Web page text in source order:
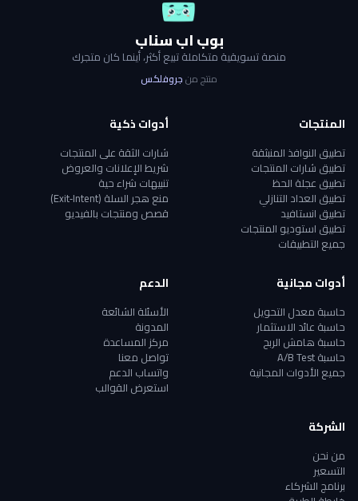
بوب اب سناب
منصة تسويقية متكاملة تبيع أكثر، أينما كان متجرك
منتج منجروفلكس
المنتجات
تطبيق النوافذ المنبثقة
تطبيق شارات المنتجات
تطبيق عجلة الحظ
تطبيق العداد التنازلي
تطبيق انستافيد
تطبيق استوديو المنتجات
جميع التطبيقات
أدوات ذكية
شارات الثقة على المنتجات
شريط الإعلانات والعروض
تنبيهات شراء حية
منع هجر السلة (Exit‑Intent)
قصص ومنتجات بالفيديو
أدوات مجانية
حاسبة معدل التحويل
حاسبة عائد الاستثمار
حاسبة هامش الربح
حاسبة A/B Test
جميع الأدوات المجانية
الدعم
الأسئلة الشائعة
المدونة
مركز المساعدة
تواصل معنا
واتساب الدعم
استعرض القوالب
الشركة
من نحن
التسعير
برنامج الشركاء